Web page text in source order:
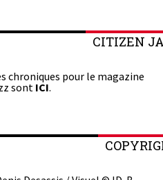
CITIZEN
chroniques pour le magazine
sont ICI.